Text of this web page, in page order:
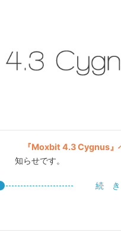
『Moxbit 4.3 Cygnus』
知らせです。
続